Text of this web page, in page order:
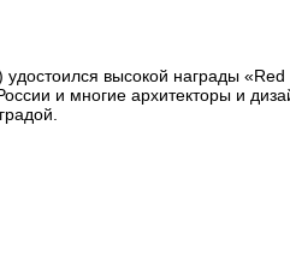
высокой награды
и многие архитекторы и